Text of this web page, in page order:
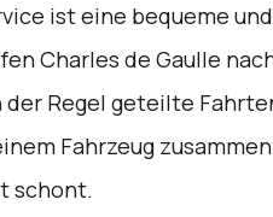
ist eine bequeme
Charles de Gaulle
der Regel geteilte
Fahrzeug
schont.